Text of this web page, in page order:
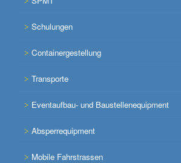
Schulungen
Containergestellung
Transporte
Eventaufbau- und Baustellenequipment
Absperrequipment
Mobile Fahrstrassen